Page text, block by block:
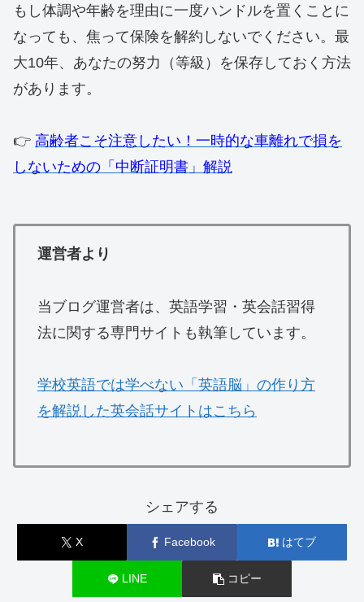
​もし体調や年齢を理由に一度ハンドルを置くことに
なっても、焦って保険を解約しないでください。最
大10年、あなたの努力（等級）を保存しておく方法
があります。
👉️ 高齢者こそ注意したい！一時的な車離れで損を
しないための「中断証明書」解説
運営者より
当ブログ運営者は、英語学習・英会話習得
法に関する専門サイトも執筆しています。
学校英語では学べない「英語脳」の作り方
を解説した英会話サイトはこちら
シェアする
X Facebook はてブ
LINE コピー